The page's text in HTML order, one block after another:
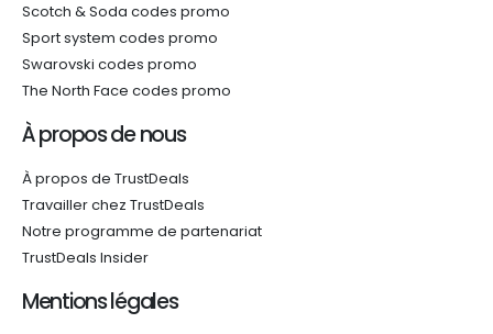
Scotch & Soda codes promo
Sport system codes promo
Swarovski codes promo
The North Face codes promo
À propos de nous
À propos de TrustDeals
Travailler chez TrustDeals
Notre programme de partenariat
TrustDeals Insider
Mentions légales